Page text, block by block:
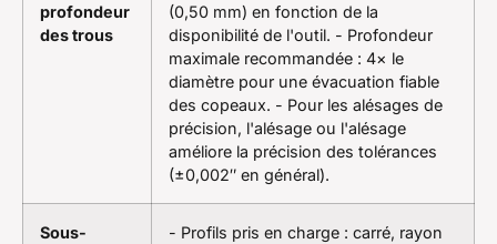
profondeur
des trous
(0,50 mm) en fonction de la
disponibilité de l'outil. - Profondeur
maximale recommandée : 4× le
diamètre pour une évacuation fiable
des copeaux. - Pour les alésages de
précision, l'alésage ou l'alésage
améliore la précision des tolérances
(±0,002″ en général).
Sous-
- Profils pris en charge : carré, rayon